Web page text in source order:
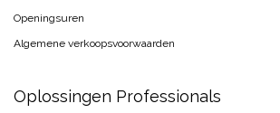
Openingsuren
Algemene verkoopsvoorwaarden
Oplossingen Professionals